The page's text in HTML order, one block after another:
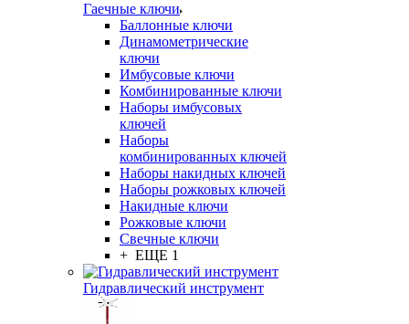
Гаечные ключи
Баллонные ключи
Динамометрические
ключи
Имбусовые ключи
Комбинированные ключи
Наборы имбусовых
ключей
Наборы
комбинированных ключей
Наборы накидных ключей
Наборы рожковых ключей
Накидные ключи
Рожковые ключи
Свечные ключи
+ ЕЩЕ 1
Гидравлический инструмент